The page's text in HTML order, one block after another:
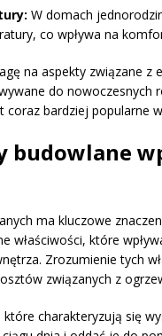
W domach
co wpływa na
na aspekty związane
do nowoczesnych
bardziej popularne
budowlane
ma kluczowe
właściwości, które
Zrozumienie tych
związanych z
które charakteryzują się